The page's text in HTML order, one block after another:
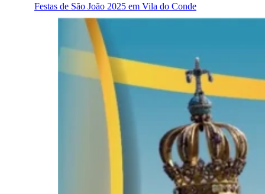
Festas de São João 2025 em Vila do Conde